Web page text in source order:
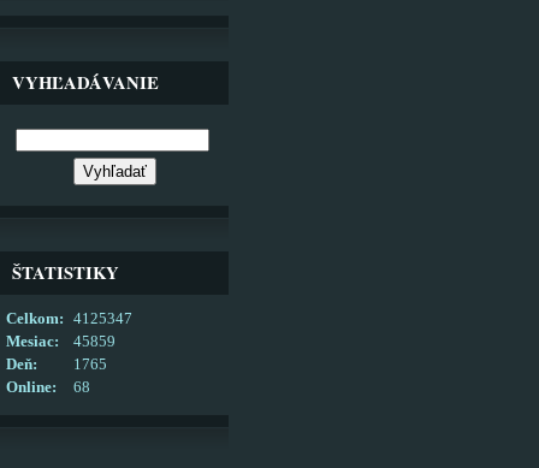
VYHĽADÁVANIE
ŠTATISTIKY
Online: 68
Celkom:
4125347
Mesiac:
45859
Deň:
1765